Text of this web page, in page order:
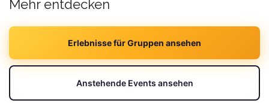
Mehr entdecken
Erlebnisse für Gruppen ansehen
Anstehende Events ansehen